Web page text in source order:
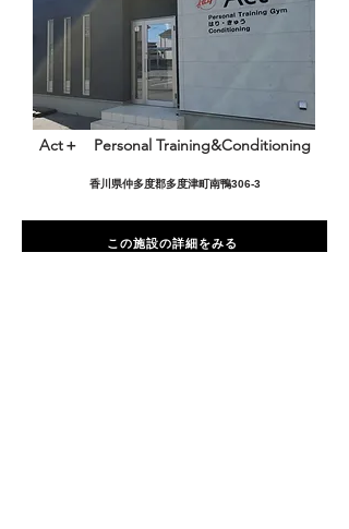
Act＋ Personal Training&Conditioning
香川県仲多度郡多度津町南鴨306-3
この施設の詳細をみる